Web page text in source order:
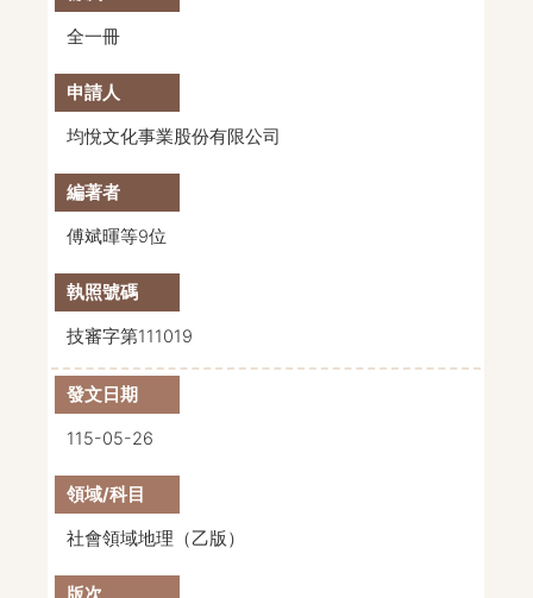
全一冊
均悅文化事業股份有限公司
傅斌暉等9位
技審字第111019
115-05-26
社會領域地理（乙版）